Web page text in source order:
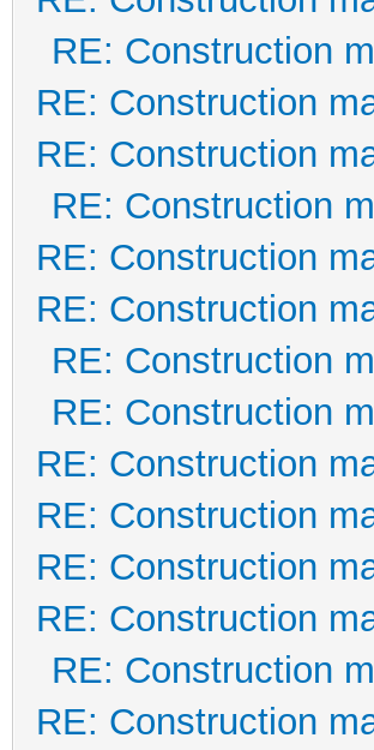
RE: Construction
RE: Construction
RE: Construction
RE: Construction
RE: Construction
RE: Construction
RE: Construction
RE: Construction
RE: Construction
RE: Construction
RE: Construction
RE: Construction
RE: Construction
RE: Construction